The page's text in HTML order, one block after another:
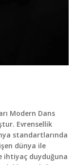
Modern Dans
Evrensellik
standartlarında
dünya ile
ihtiyaç duyduğuna